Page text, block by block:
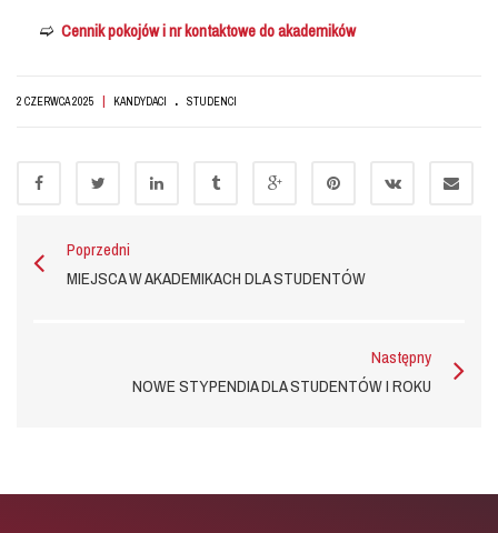
Cennik pokojów i nr kontaktowe do akademików
2 CZERWCA 2025 | KANDYDACI . STUDENCI
Poprzedni
MIEJSCA W AKADEMIKACH DLA STUDENTÓW
Następny
NOWE STYPENDIA DLA STUDENTÓW I ROKU